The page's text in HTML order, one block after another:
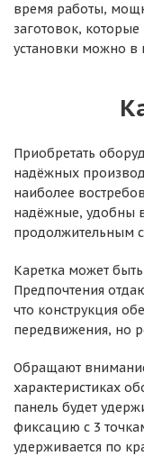
время работы,
заготовок,
установки можно в
Приобретать
надёжных
наиболее
надёжные, удобны
продолжительным
Каретка может
Предпочтения
что конструкция
передвижения, но
Обращают
характеристиках
панель будет
фиксацию с 3
удерживается по